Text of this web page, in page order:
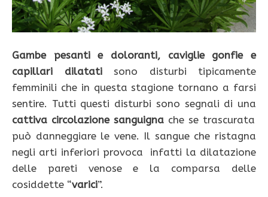
Gambe pesanti e doloranti, caviglie gonfie e
capillari dilatatisono disturbi tipicamente
femminili che in questa stagione tornano a farsi
sentire. Tutti questi disturbi sono segnali di una
cattiva circolazione sanguigna che se trascurata
può danneggiare le vene. Il sangue che ristagna
negli arti inferiori provoca infatti la dilatazione
delle pareti venose e la comparsa delle
cosiddette “varici”.